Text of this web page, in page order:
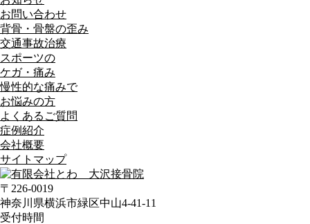
お問い合わせ
背骨・骨盤の歪み
交通事故治療
スポーツの
ケガ・痛み
慢性的な痛みで
お悩みの方
よくあるご質問
症例紹介
会社概要
サイトマップ
〒226-0019
神奈川県横浜市緑区中山4-41-11
受付時間